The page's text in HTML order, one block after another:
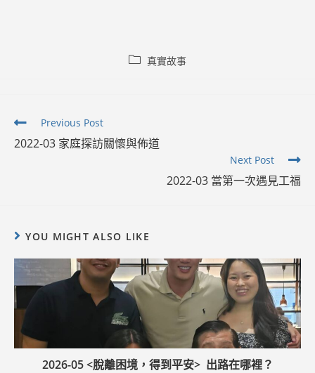
Post真實故事
Read
articles
Previous Post
2022-03 家庭探訪關懷與佈道
Next Post
2022-03 當第一次遇見工福
YOU MIGHT ALSO LIKE
2026-05 <脫離困境，得到平安> 出路在哪裡？